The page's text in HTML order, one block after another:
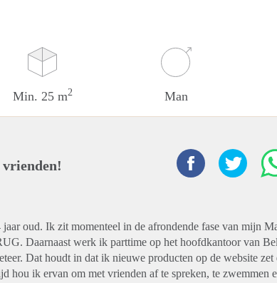
Min. 25 m2 Man
vrienden!
oud. Ik zit momenteel in de afrondende fase van mijn
Daarnaast werk ik parttime op het hoofdkantoor van
Dat houdt in dat ik nieuwe producten op de website zet
hou ik ervan om met vrienden af te spreken, te zwemmen